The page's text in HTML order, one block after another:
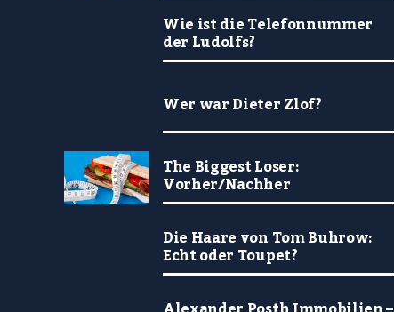
Wie ist die Telefonnummer
der Ludolfs?
Wer war Dieter Zlof?
The Biggest Loser:
Vorher/Nachher
Die Haare von Tom Buhrow:
Echt oder Toupet?